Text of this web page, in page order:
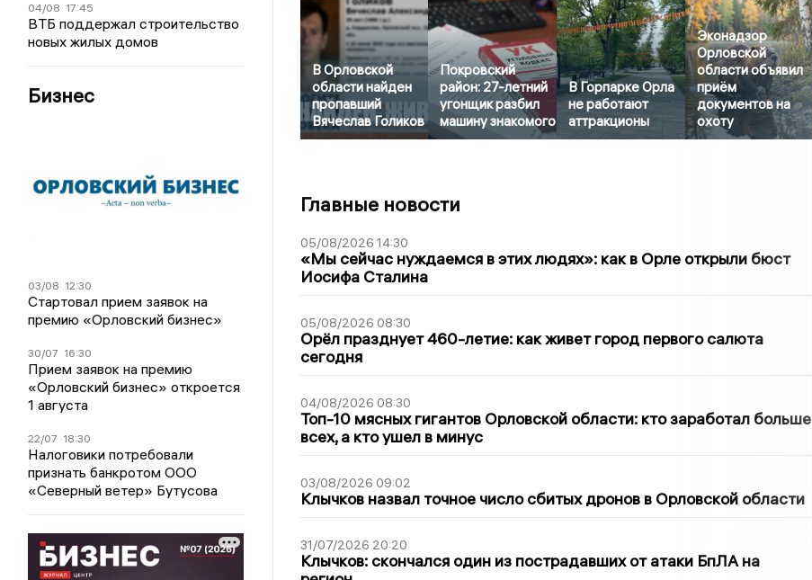
04/08 17:45
ВТБ поддержал строительство
новых жилых домов
Бизнес
03/08 12:30
Стартовал прием заявок на
премию «Орловский бизнес»
30/07 16:30
Прием заявок на премию
«Орловский бизнес» откроется
1 августа
22/07 18:30
Налоговики потребовали
признать банкротом ООО
«Северный ветер» Бутусова
В Орловской
области найден
пропавший
Вячеслав Голиков
Покровский
район: 27-летний
угонщик разбил
машину знакомого
В Горпарке Орла
не работают
аттракционы
Эконадзор
Орловской
области объявил
приём
документов на
охоту
Главные новости
05/08/2026 14:30
«Мы сейчас нуждаемся в этих людях»: как в Орле открыли бюст
Иосифа Сталина
05/08/2026 08:30
Орёл празднует 460-летие: как живет город первого салюта
сегодня
04/08/2026 08:30
Топ-10 мясных гигантов Орловской области: кто заработал больше
всех, а кто ушел в минус
03/08/2026 09:02
Клычков назвал точное число сбитых дронов в Орловской области
31/07/2026 20:20
Клычков: скончался один из пострадавших от атаки БпЛА на